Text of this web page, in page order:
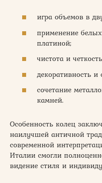
игра объемов в
применение
платиной;
чистота и
декоративность и
сочетание
камней.
Особенность колец
наилучшей античной
современной
Италии смогли
видение стиля и